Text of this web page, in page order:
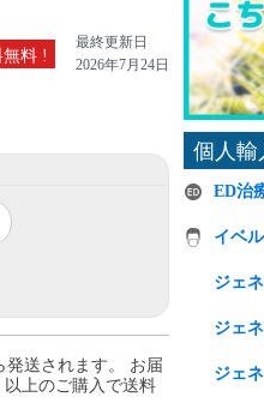
料 !
最終更新日
2026年7月24日
発送されます。 お届
以上のご購入で送料
個人輸
ED治
イベ
ジェ
ジェ
ジェ